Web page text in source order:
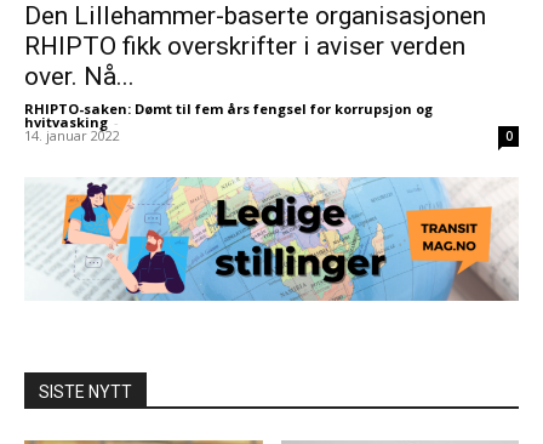
Den Lillehammer-baserte organisasjonen
RHIPTO fikk overskrifter i aviser verden
over. Nå...
RHIPTO-saken: Dømt til fem års fengsel for korrupsjon og
hvitvasking -
14. januar 2022 0
SISTE NYTT